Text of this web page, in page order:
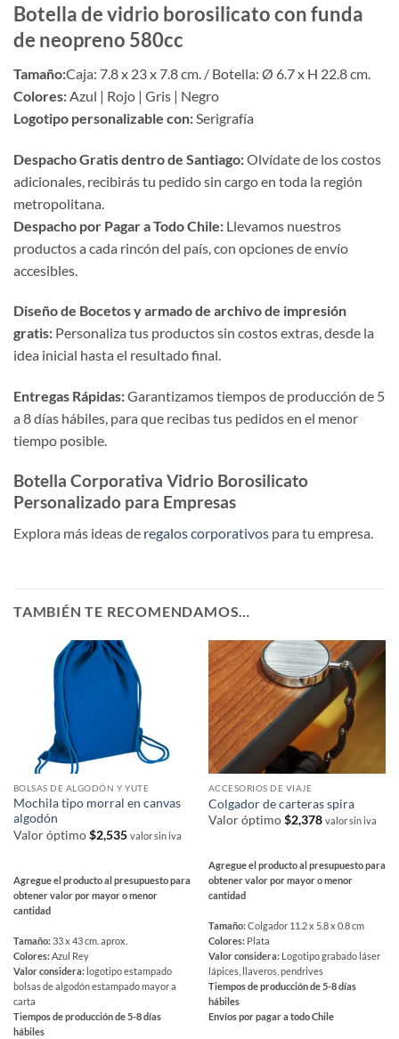
Botella de vidrio borosilicato con funda
de neopreno 580cc
Tamaño:Caja: 7.8 x 23 x 7.8 cm. / Botella: Ø 6.7 x H 22.8 cm.
Colores: Azul | Rojo | Gris | Negro
Logotipo personalizable con: Serigrafía
Despacho Gratis dentro de Santiago:Olvídate de los costos
adicionales, recibirás tu pedido sin cargo en toda la región
metropolitana.
Despacho por Pagar a Todo Chile: Llevamos nuestros
productos a cada rincón del país, con opciones de envío
accesibles.
Diseño de Bocetos y armado de archivo de impresión
gratis: Personaliza tus productos sin costos extras, desde la
idea inicial hasta el resultado final.
Entregas Rápidas:Garantizamos tiempos de producción de 5
a 8 días hábiles, para que recibas tus pedidos en el menor
tiempo posible.
Botella Corporativa Vidrio Borosilicato
Personalizado para Empresas
Explora más ideas de regalos corporativos para tu empresa.
TAMBIÉN TE RECOMENDAMOS…
BOLSAS DE ALGODÓN Y YUTE
Mochila tipo morral en canvas
algodón
Valor óptimo$2,535 valor sin iva
Agregue el producto al presupuesto para
obtener valor por mayor o menor
cantidad
Tamaño: 33 x 43 cm. aprox.
Colores: Azul Rey
Valor considera: logotipo estampado
bolsas de algodón estampado mayor a
carta
Tiempos de producción de 5-8 días
hábiles
ACCESORIOS DE VIAJE
Colgador de carteras spira
Valor óptimo$2,378 valor sin iva
Agregue el producto al presupuesto para
obtener valor por mayor o menor
cantidad
Tamaño:Colgador 11.2 x 5.8 x 0.8 cm
Colores: Plata
Valor considera: Logotipo grabado láser
lápices, llaveros, pendrives
Tiempos de producción de 5-8 días
hábiles
Envíos por pagar a todo Chile